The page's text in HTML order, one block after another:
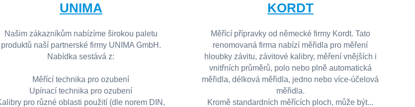
UNIMA
Našim zákazníkům nabízíme širokou paletu
produktů naší partnerské firmy UNIMA GmbH.
Nabídka sestává z:
Měřící technika pro ozubení
Upínací technika pro ozubení
pro různé oblasti použití (dle norem DIN,
KORDT
Měřící přípravky od německé firmy Kordt. Tato
renomovaná firma nabízí měřidla pro měření
hloubky závitu, závitové kalibry, měření vnějších i
vnitřních průměrů, polo nebo plně automatická
měřidla, délková měřidla, jedno nebo více-účelová
měřidla.
Kromě standardních měřících ploch, může být...